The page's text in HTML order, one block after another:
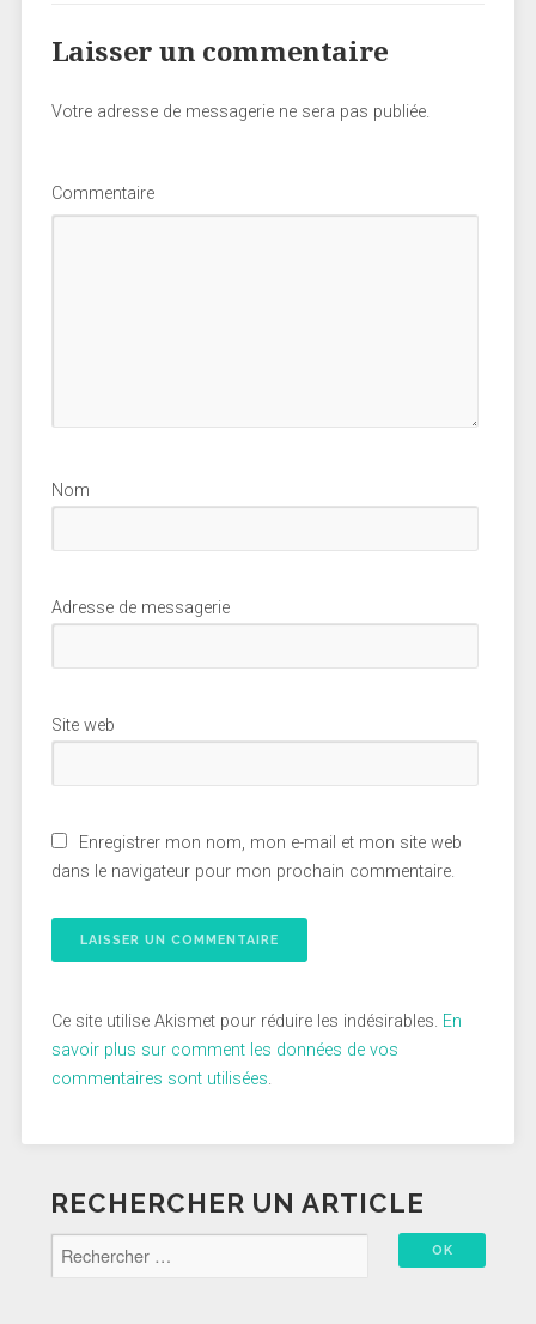
Laisser un commentaire
Votre adresse de messagerie ne sera pas publiée.
Commentaire
Nom
Adresse de messagerie
Site web
Enregistrer mon nom, mon e-mail et mon site web
dans le navigateur pour mon prochain commentaire.
Ce site utilise Akismet pour réduire les indésirables. En
savoir plus sur comment les données de vos
commentaires sont utilisées.
RECHERCHER UN ARTICLE